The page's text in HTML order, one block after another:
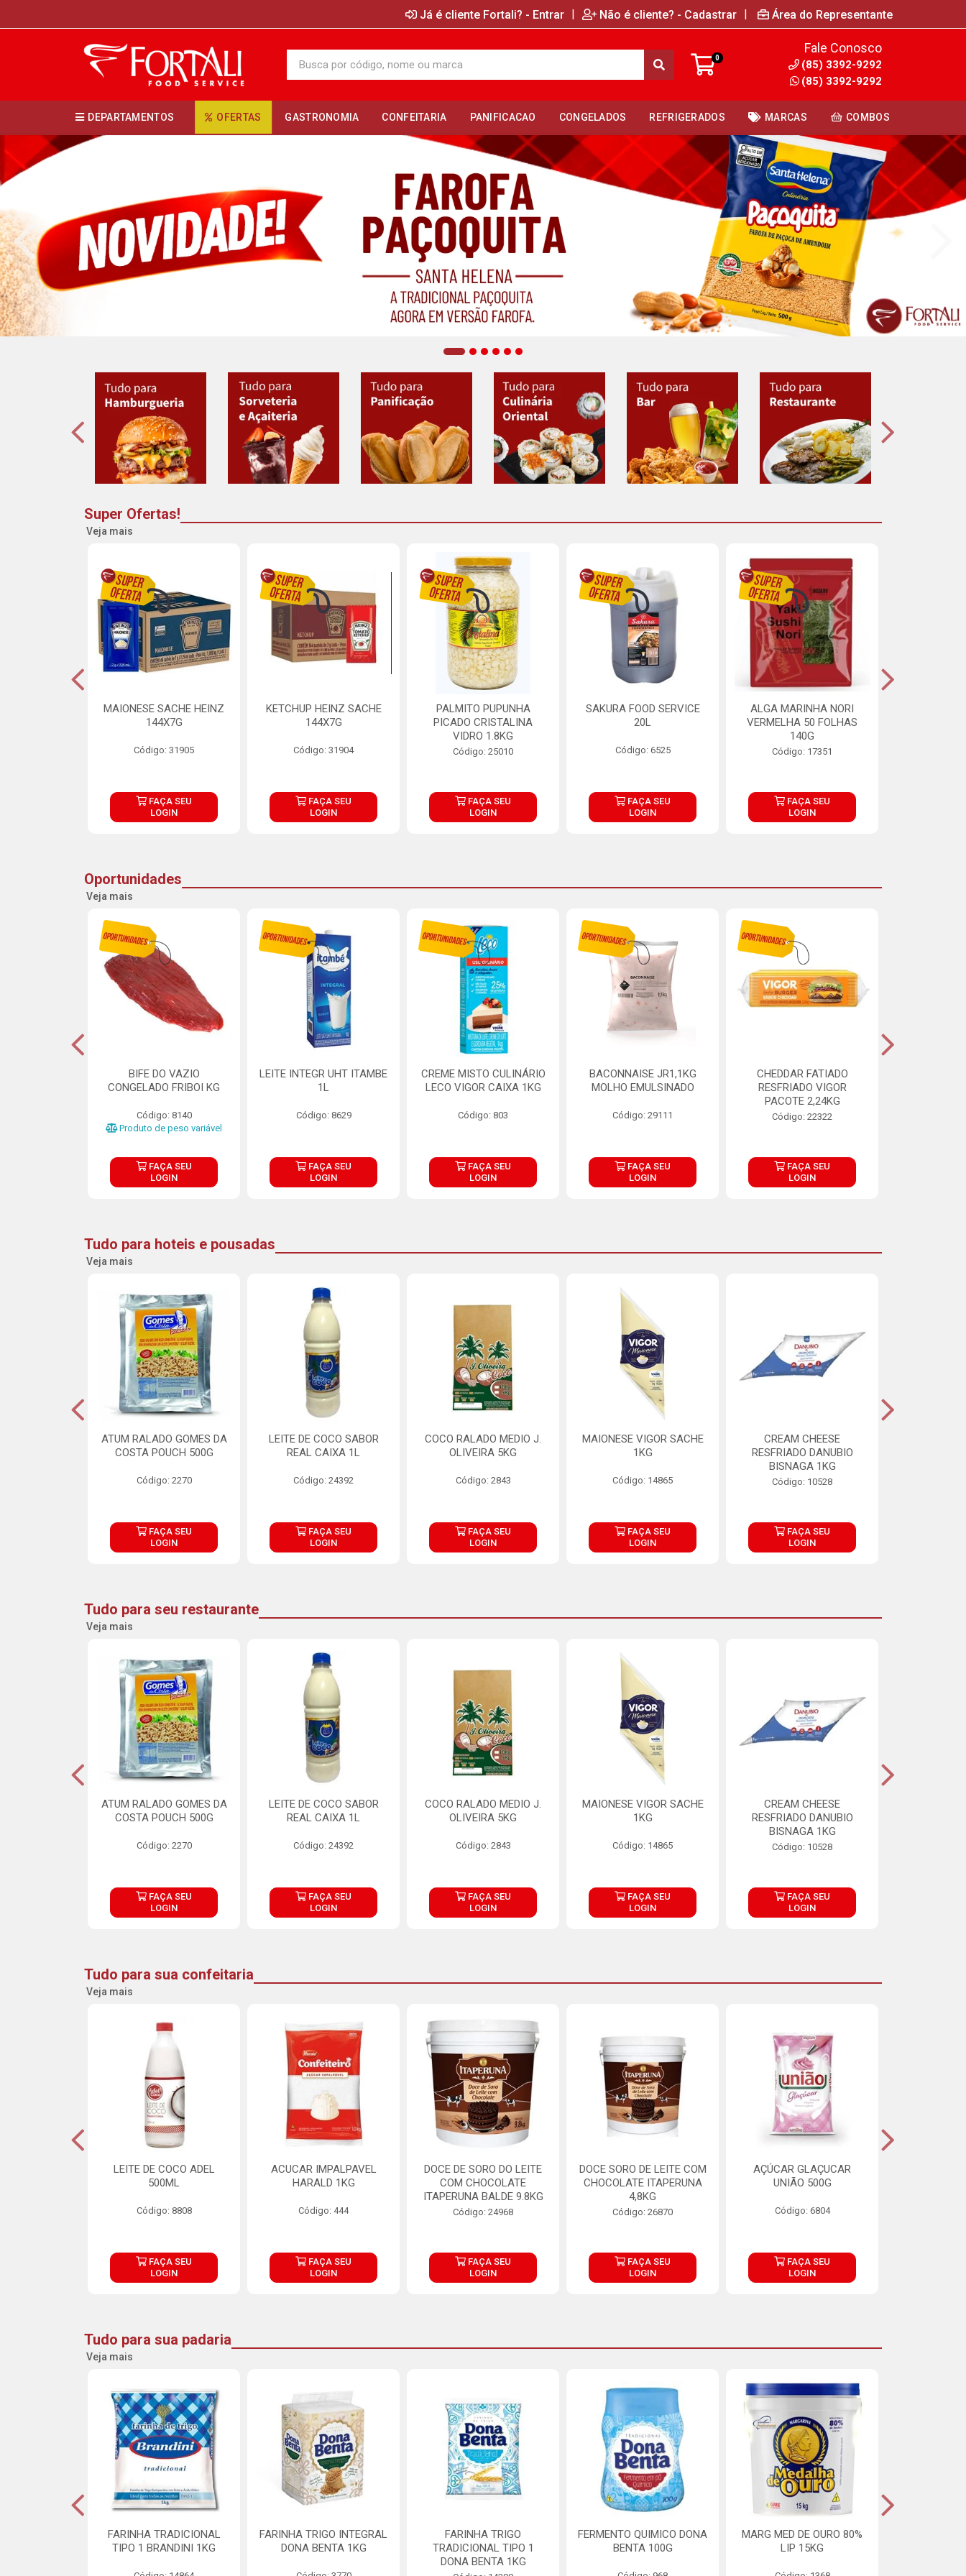
Já é cliente Fortali? - Entrar | Não é cliente? - Cadastrar | Área do Representante
0
Fale Conosco
(85) 3392-9292
(85) 3392-9292
DEPARTAMENTOS OFERTAS GASTRONOMIA CONFEITARIA PANIFICACAO CONGELADOS REFRIGERADOS MARCAS COMBOS
Super Ofertas!
Veja mais
MAIONESE SACHE HEINZ
144X7G
Código: 31905
FAÇA SEU
LOGIN
KETCHUP HEINZ SACHE
144X7G
Código: 31904
FAÇA SEU
LOGIN
PALMITO PUPUNHA
PICADO CRISTALINA
VIDRO 1.8KG
Código: 25010
FAÇA SEU
LOGIN
SAKURA FOOD SERVICE
20L
Código: 6525
FAÇA SEU
LOGIN
ALGA MARINHA NORI
VERMELHA 50 FOLHAS
140G
Código: 17351
FAÇA SEU
LOGIN
Oportunidades
Veja mais
BIFE DO VAZIO
CONGELADO FRIBOI KG
Código: 8140
Produto de peso variável
FAÇA SEU
LOGIN
LEITE INTEGR UHT ITAMBE
1L
Código: 8629
FAÇA SEU
LOGIN
CREME MISTO CULINÁRIO
LECO VIGOR CAIXA 1KG
Código: 803
FAÇA SEU
LOGIN
BACONNAISE JR1,1KG
MOLHO EMULSINADO
Código: 29111
FAÇA SEU
LOGIN
CHEDDAR FATIADO
RESFRIADO VIGOR
PACOTE 2,24KG
Código: 22322
FAÇA SEU
LOGIN
Tudo para hoteis e pousadas
Veja mais
ATUM RALADO GOMES DA
COSTA POUCH 500G
Código: 2270
FAÇA SEU
LOGIN
LEITE DE COCO SABOR
REAL CAIXA 1L
Código: 24392
FAÇA SEU
LOGIN
COCO RALADO MEDIO J.
OLIVEIRA 5KG
Código: 2843
FAÇA SEU
LOGIN
MAIONESE VIGOR SACHE
1KG
Código: 14865
FAÇA SEU
LOGIN
CREAM CHEESE
RESFRIADO DANUBIO
BISNAGA 1KG
Código: 10528
FAÇA SEU
LOGIN
Tudo para seu restaurante
Veja mais
ATUM RALADO GOMES DA
COSTA POUCH 500G
Código: 2270
FAÇA SEU
LOGIN
LEITE DE COCO SABOR
REAL CAIXA 1L
Código: 24392
FAÇA SEU
LOGIN
COCO RALADO MEDIO J.
OLIVEIRA 5KG
Código: 2843
FAÇA SEU
LOGIN
MAIONESE VIGOR SACHE
1KG
Código: 14865
FAÇA SEU
LOGIN
CREAM CHEESE
RESFRIADO DANUBIO
BISNAGA 1KG
Código: 10528
FAÇA SEU
LOGIN
Tudo para sua confeitaria
Veja mais
LEITE DE COCO ADEL
500ML
Código: 8808
FAÇA SEU
LOGIN
ACUCAR IMPALPAVEL
HARALD 1KG
Código: 444
FAÇA SEU
LOGIN
DOCE DE SORO DO LEITE
COM CHOCOLATE
ITAPERUNA BALDE 9.8KG
Código: 24968
FAÇA SEU
LOGIN
DOCE SORO DE LEITE COM
CHOCOLATE ITAPERUNA
4,8KG
Código: 26870
FAÇA SEU
LOGIN
AÇÚCAR GLAÇUCAR
UNIÃO 500G
Código: 6804
FAÇA SEU
LOGIN
Tudo para sua padaria
Veja mais
FARINHA TRADICIONAL
TIPO 1 BRANDINI 1KG
FARINHA TRIGO INTEGRAL
DONA BENTA 1KG
FARINHA TRIGO
TRADICIONAL TIPO 1
DONA BENTA 1KG
FERMENTO QUIMICO DONA
BENTA 100G
MARG MED DE OURO 80%
LIP 15KG